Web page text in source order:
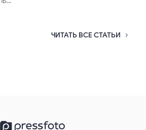
ЧИТАТЬ ВСЕ СТАТЬИ